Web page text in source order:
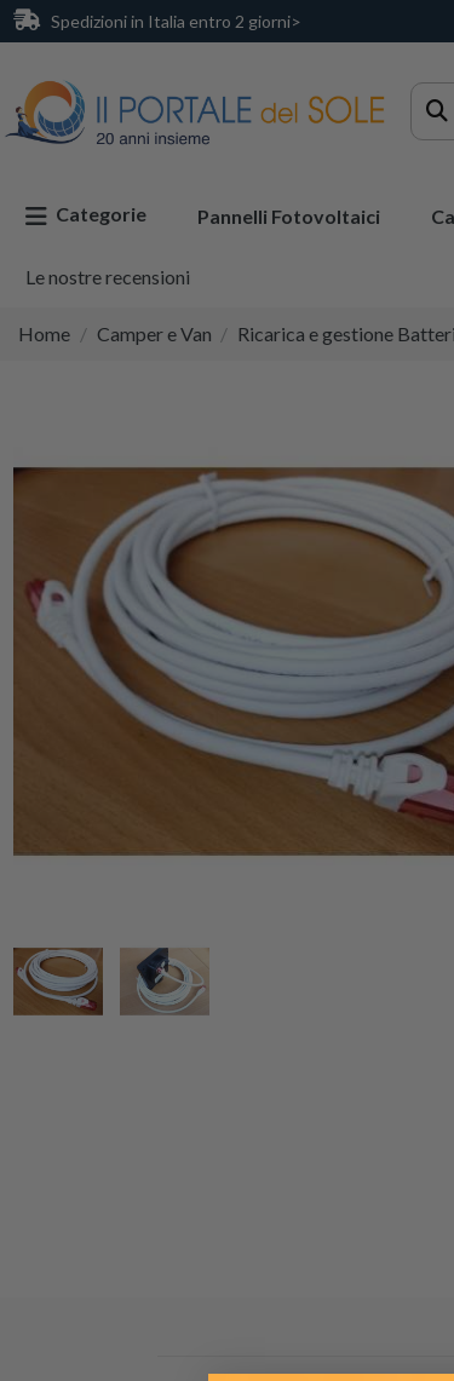
Spedizioni in Italia entro 2 giorni>
Categorie Pannelli Fotovoltaici
Le nostre recensioni
Home Camper e Van Ricarica e gestione